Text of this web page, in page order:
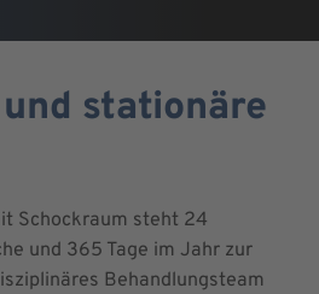
stationäre
Schockraum steht 24
und 365 Tage im Jahr zur
Behandlungsteam